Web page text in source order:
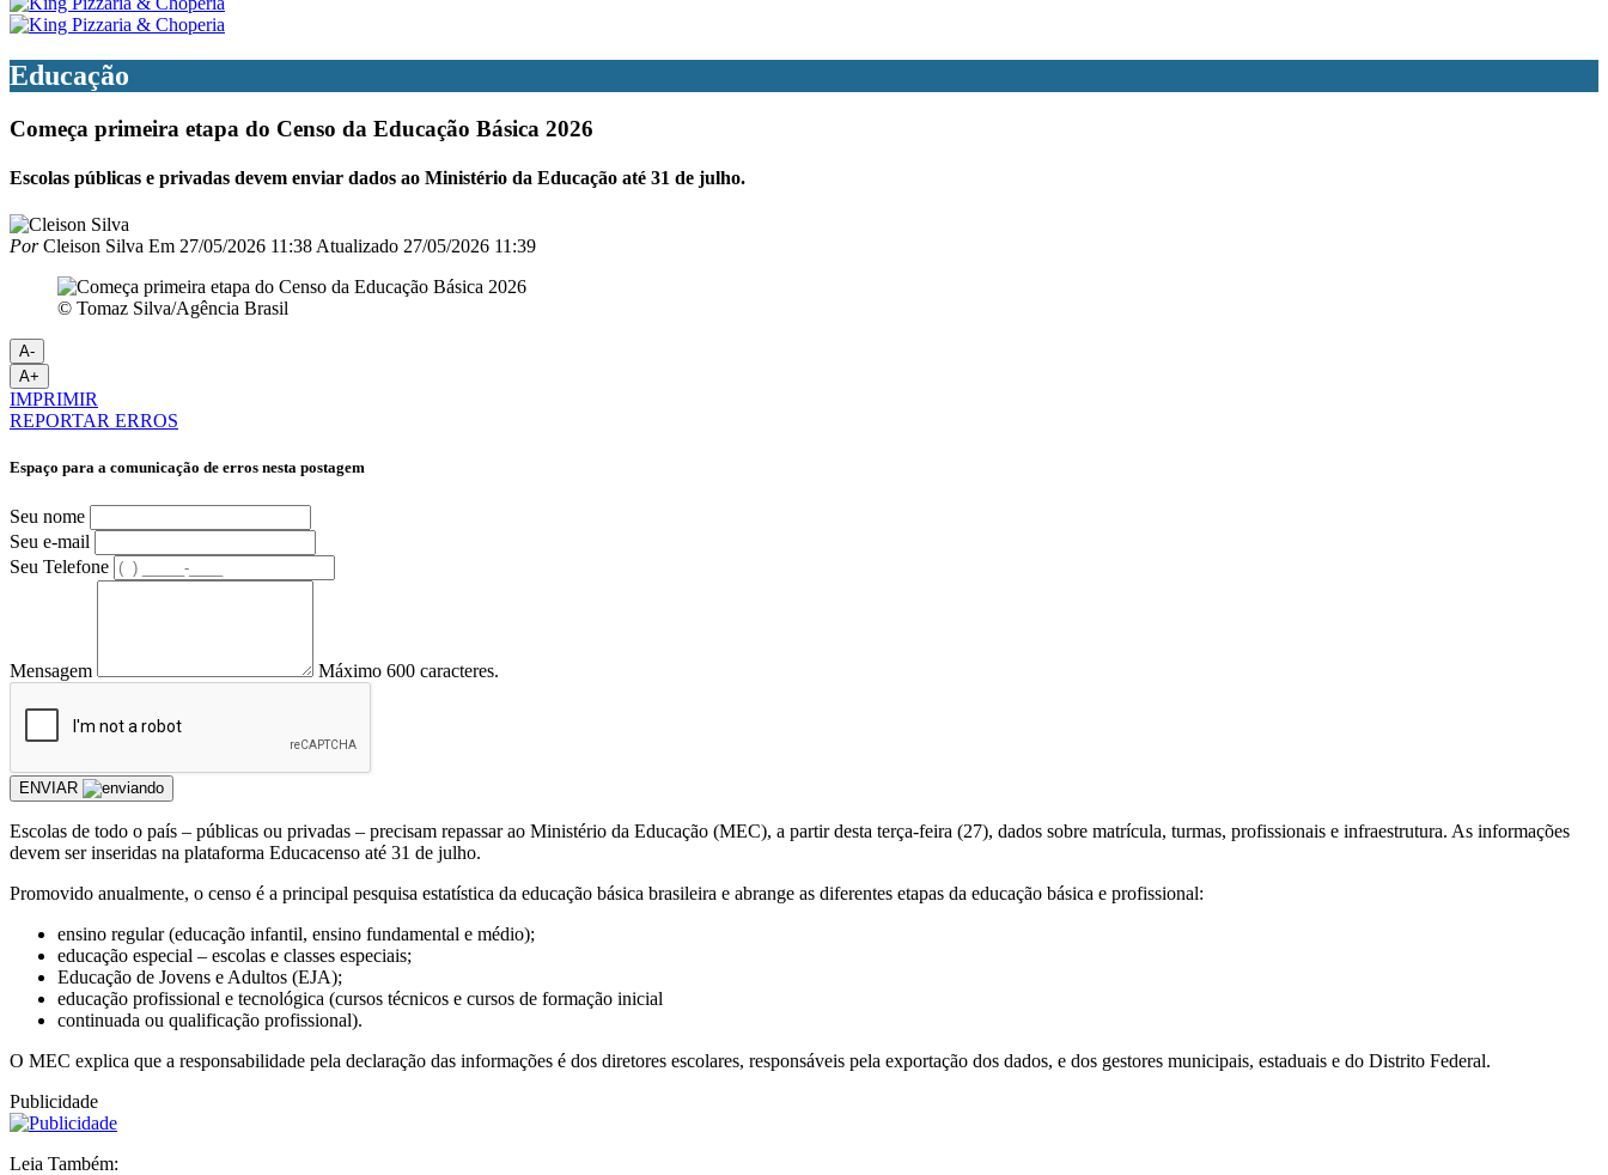
Educação
Começa primeira etapa do Censo da Educação Básica 2026
Escolas públicas e privadas devem enviar dados ao Ministério da Educação até 31 de julho.
PorCleison Silva Em 27/05/2026 11:38 Atualizado 27/05/2026 11:39
© Tomaz Silva/Agência Brasil
A-
A+
IMPRIMIR
REPORTAR ERROS
Espaço para a comunicação de erros nesta postagem
Seu nome
Seu e-mail
Seu Telefone
Mensagem Máximo 600 caracteres.
ENVIAR
Escolas de todo o país – públicas ou privadas – precisam repassar ao Ministério da Educação (MEC), a partir desta terça-feira (27), dados sobre matrícula, turmas, profissionais e infraestrutura. As informações
devem ser inseridas na plataforma Educacenso até 31 de julho.
Promovido anualmente, o censo é a principal pesquisa estatística da educação básica brasileira e abrange as diferentes etapas da educação básica e profissional:
ensino regular (educação infantil, ensino fundamental e médio);
educação especial – escolas e classes especiais;
Educação de Jovens e Adultos (EJA);
educação profissional e tecnológica (cursos técnicos e cursos de formação inicial
continuada ou qualificação profissional).
O MEC explica que a responsabilidade pela declaração das informações é dos diretores escolares, responsáveis pela exportação dos dados, e dos gestores municipais, estaduais e do Distrito Federal.
Publicidade
Leia Também: